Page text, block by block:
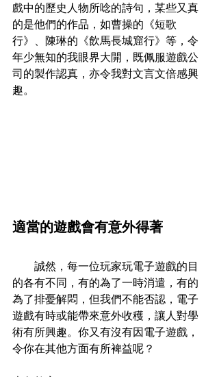
戲中的歷史人物所唸的詩句，某些又真
的是他們的作品，如曹操的《短歌
行》、陳琳的《飲馬長城窟行》等，令
年少無知的我眼界大開，既佩服遊戲公
司的製作認真，亦令我對文言文倍感興
趣。
適當的遊戲會有意外得著
的各有不同，有的為了一時消遣，有的
為了排憂解悶，但我們不能否認，電子
遊戲有時或能帶來意外收穫，讓人對學
術有所興趣。你又有沒有因電子遊戲，
令你在其他方面有所裨益呢？